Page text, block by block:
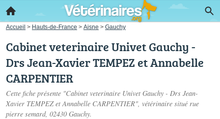
Accueil > Hauts-de-France > Aisne > Gauchy
Cabinet veterinaire Univet Gauchy -
Drs Jean-Xavier TEMPEZ et Annabelle
CARPENTIER
Cette fiche présente "Cabinet veterinaire Univet Gauchy - Drs Jean-
Xavier TEMPEZ et Annabelle CARPENTIER", vétérinaire situé rue
pierre semard, 02430 Gauchy.